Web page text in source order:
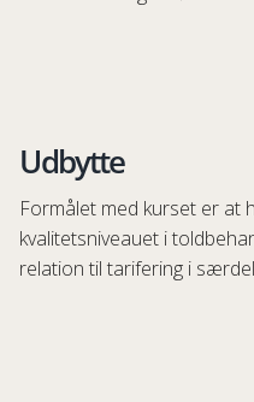
Udbytte
Formålet med kurset er at
kvalitetsniveauet i
relation til tarifering i